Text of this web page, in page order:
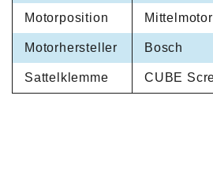
Motorposition Mittelmotor
Motorhersteller Bosch
Sattelklemme CUBE